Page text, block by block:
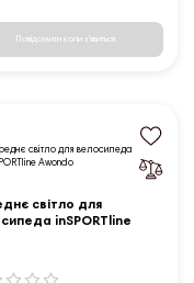
Повідомити коли з'явиться
світло для
inSPORTline